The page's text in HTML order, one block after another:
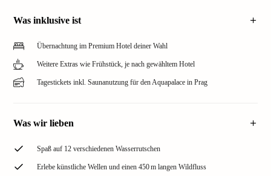
Was inklusive ist
Übernachtung im Premium Hotel deiner Wahl
Weitere Extras wie Frühstück, je nach gewähltem Hotel
Tagestickets inkl. Saunanutzung für den Aquapalace in Prag
Was wir lieben
Spaß auf 12 verschiedenen Wasserrutschen
Erlebe künstliche Wellen und einen 450 m langen Wildfluss